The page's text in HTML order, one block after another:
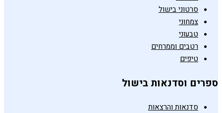
סרטוני בישול
צמחוני
טבעוני
רטבים וממרחים
טיפים
ספרים וסדנאות בישול
סדנאות והרצאות